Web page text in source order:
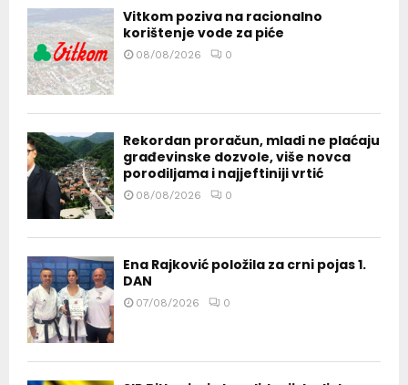
Vitkom poziva na racionalno
korištenje vode za piće
08/08/2026 0
Rekordan proračun, mladi ne plaćaju
građevinske dozvole, više novca
porodiljama i najjeftiniji vrtić
08/08/2026 0
Ena Rajković položila za crni pojas 1.
DAN
07/08/2026 0